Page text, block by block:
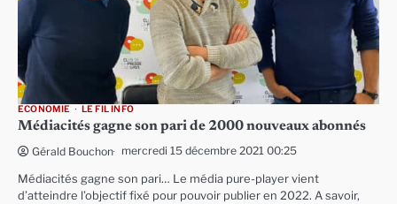
ECONOMIE LE FIL INFO
Médiacités gagne son pari de 2000 nouveaux abonnés
Gérald Bouchon mercredi 15 décembre 2021 00:25
Médiacités gagne son pari… Le média pure-player vient
d’atteindre l’objectif fixé pour pouvoir publier en 2022. A savoir,